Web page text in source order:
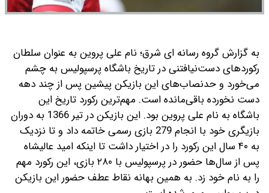
به گزارش گروه رسانه ای شرق؛ نام علی پروین به عنوان سلطان
رکوردهای دست‌نیافتنی در تاریخ باشگاه پرسپولیس به چشم
می‌خورد و حدنصاب‌های این بازیکن پیشین پس از چند دهه
دست نخورده باقی‌مانده است. مهم‌ترین رکورد تاریخ این
باشگاه به نام علی پروین بود. این بازیکن در تیر 1366 به دوران
بازیگری خود با انجام 279 بازی رسمی خاتمه داد و تا نزدیک
به ۴۰ سال این رکورد را در اختیار داشت تا اینکه امید عالیشاه
پس از سال‌ها حضور در پرسپولیس با ۲۸۰ بازی، این رکورد مهم
را به نام خود زد. به همین بهانه نقاط عطف حضور این بازیکن